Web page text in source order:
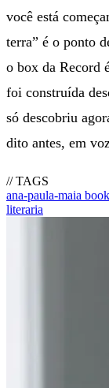
você está
terra” é o ponto
o box da Record
foi construída
só descobriu
dito antes, em
// TAGS
ana-paula-maia
literaria